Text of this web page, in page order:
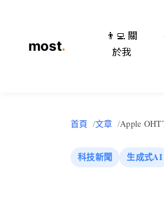
👨‍💻 關
於我
首頁 文章 Apple
科技新聞 生成式AI